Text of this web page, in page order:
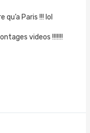
Paris !!! lol
videos !!!!!!!